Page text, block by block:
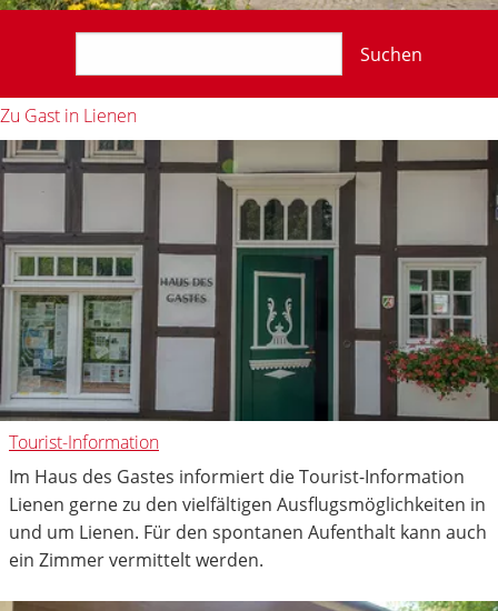
Suchen
Zu Gast in Lienen
Tourist-Information
Im Haus des Gastes informiert die Tourist-Information
Lienen gerne zu den vielfältigen Ausflugsmöglichkeiten in
und um Lienen. Für den spontanen Aufenthalt kann auch
ein Zimmer vermittelt werden.